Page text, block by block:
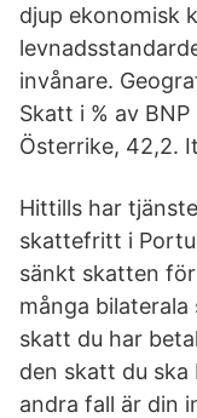
djup ekonomisk
invånare.
Skatt i % av
Österrike, 42,2.
Hittills har
skattefritt i
sänkt skatten
många
skatt du har
den skatt du
andra fall är din